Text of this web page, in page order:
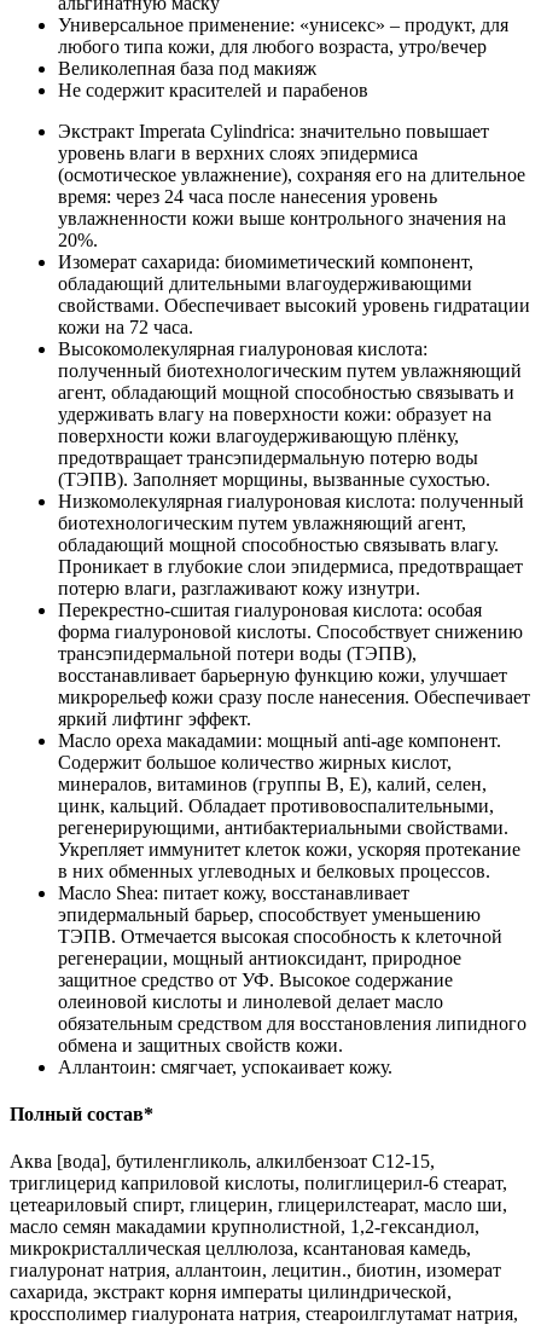
Универсальное применение: «унисекс» – продукт, для
любого типа кожи, для любого возраста, утро/вечер
Великолепная база под макияж
Не содержит красителей и парабенов
Экстракт Imperata Cylindrica: значительно повышает
уровень влаги в верхних слоях эпидермиса
(осмотическое увлажнение), сохраняя его на длительное
время: через 24 часа после нанесения уровень
увлажненности кожи выше контрольного значения на
20%.
Изомерат сахарида: биомиметический компонент,
обладающий длительными влагоудерживающими
свойствами. Обеспечивает высокий уровень гидратации
кожи на 72 часа.
Высокомолекулярная гиалуроновая кислота:
полученный биотехнологическим путем увлажняющий
агент, обладающий мощной способностью связывать и
удерживать влагу на поверхности кожи: образует на
поверхности кожи влагоудерживающую плёнку,
предотвращает трансэпидермальную потерю воды
(ТЭПВ). Заполняет морщины, вызванные сухостью.
Низкомолекулярная гиалуроновая кислота: полученный
биотехнологическим путем увлажняющий агент,
обладающий мощной способностью связывать влагу.
Проникает в глубокие слои эпидермиса, предотвращает
потерю влаги, разглаживают кожу изнутри.
Перекрестно-сшитая гиалуроновая кислота: особая
форма гиалуроновой кислоты. Способствует снижению
трансэпидермальной потери воды (ТЭПВ),
восстанавливает барьерную функцию кожи, улучшает
микрорельеф кожи сразу после нанесения. Обеспечивает
яркий лифтинг эффект.
Масло ореха макадамии: мощный anti-age компонент.
Содержит большое количество жирных кислот,
минералов, витаминов (группы B, E), калий, селен,
цинк, кальций. Обладает противовоспалительными,
регенерирующими, антибактериальными свойствами.
Укрепляет иммунитет клеток кожи, ускоряя протекание
в них обменных углеводных и белковых процессов.
Масло Shea: питает кожу, восстанавливает
эпидермальный барьер, способствует уменьшению
ТЭПВ. Отмечается высокая способность к клеточной
регенерации, мощный антиоксидант, природное
защитное средство от УФ. Высокое содержание
олеиновой кислоты и линолевой делает масло
обязательным средством для восстановления липидного
обмена и защитных свойств кожи.
Аллантоин: смягчает, успокаивает кожу.
Полный состав*
Аква [вода], бутиленгликоль, алкилбензоат С12-15,
триглицерид каприловой кислоты, полиглицерил-6 стеарат,
цетеариловый спирт, глицерин, глицерилстеарат, масло ши,
масло семян макадамии крупнолистной, 1,2-гександиол,
микрокристаллическая целлюлоза, ксантановая камедь,
гиалуронат натрия, аллантоин, лецитин., биотин, изомерат
сахарида, экстракт корня императы цилиндрической,
кроссполимер гиалуроната натрия, стеароилглутамат натрия,